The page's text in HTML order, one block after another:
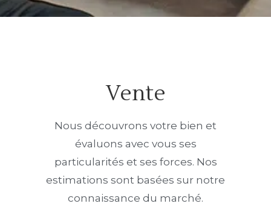
Vente
Nous découvrons votre bien et
évaluons avec vous ses
particularités et ses forces. Nos
estimations sont basées sur notre
connaissance du marché.